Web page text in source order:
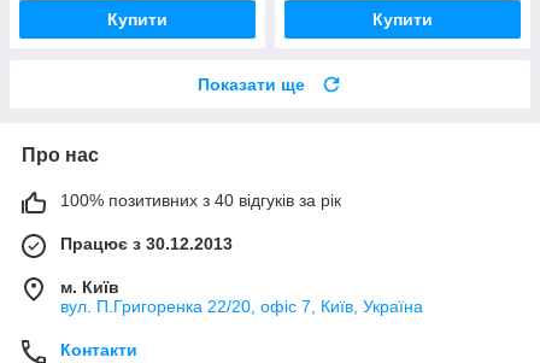
Купити Купити
Показати ще
Про нас
100% позитивних з 40 відгуків за рік
Працює з 30.12.2013
м. Київ
вул. П.Григоренка 22/20, офіс 7, Київ, Україна
Контакти